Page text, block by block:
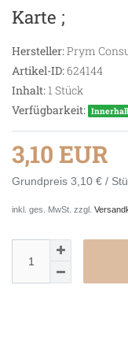
Karte ;
Hersteller:Prym
Artikel-ID:624144
Inhalt:1 Stück
Verfügbarkeit:
3,10 EUR
Grundpreis 3,10 € /
inkl. ges. MwSt. zzgl.